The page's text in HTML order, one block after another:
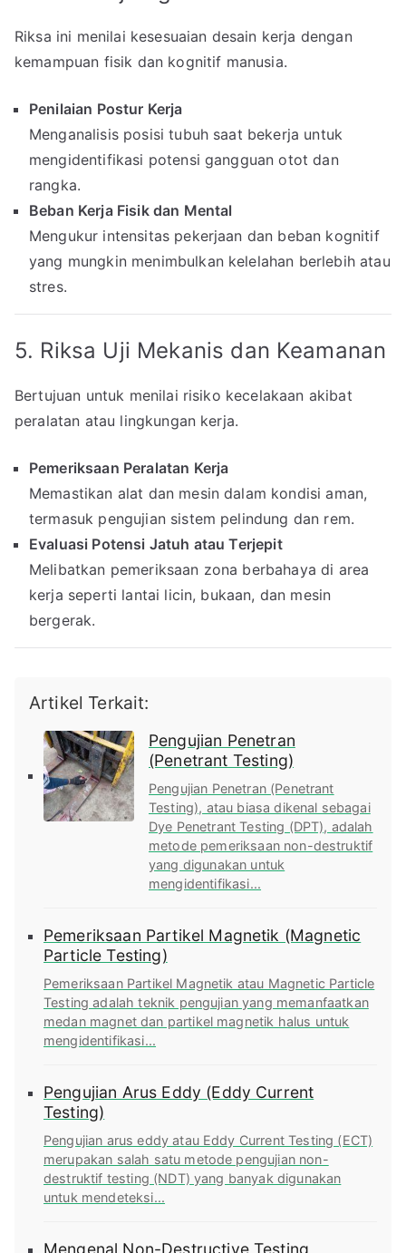
Riksa ini menilai kesesuaian desain kerja dengan
kemampuan fisik dan kognitif manusia.
Penilaian Postur Kerja
Menganalisis posisi tubuh saat bekerja untuk
mengidentifikasi potensi gangguan otot dan
rangka.
Beban Kerja Fisik dan Mental
Mengukur intensitas pekerjaan dan beban kognitif
yang mungkin menimbulkan kelelahan berlebih atau
stres.
5. Riksa Uji Mekanis dan Keamanan
Bertujuan untuk menilai risiko kecelakaan akibat
peralatan atau lingkungan kerja.
Pemeriksaan Peralatan Kerja
Memastikan alat dan mesin dalam kondisi aman,
termasuk pengujian sistem pelindung dan rem.
Evaluasi Potensi Jatuh atau Terjepit
Melibatkan pemeriksaan zona berbahaya di area
kerja seperti lantai licin, bukaan, dan mesin
bergerak.
Artikel Terkait:
Pengujian Penetran
(Penetrant Testing)
Pengujian Penetran (Penetrant
Testing), atau biasa dikenal sebagai
Dye Penetrant Testing (DPT), adalah
metode pemeriksaan non-destruktif
yang digunakan untuk
mengidentifikasi...
Pemeriksaan Partikel Magnetik (Magnetic
Particle Testing)
Pemeriksaan Partikel Magnetik atau Magnetic Particle
Testing adalah teknik pengujian yang memanfaatkan
medan magnet dan partikel magnetik halus untuk
mengidentifikasi...
Pengujian Arus Eddy (Eddy Current
Testing)
Pengujian arus eddy atau Eddy Current Testing (ECT)
merupakan salah satu metode pengujian non-
destruktif testing (NDT) yang banyak digunakan
untuk mendeteksi...
Mengenal Non-Destructive Testing